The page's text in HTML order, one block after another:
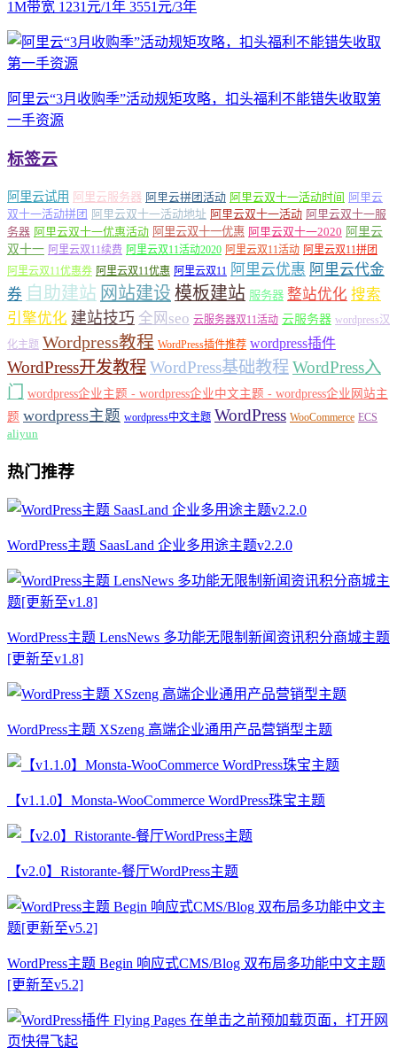
1M带宽 1231元/1年 3551元/3年
阿里云“3月收购季”活动规矩攻略，扣头福利不能错失收取第
一手资源
标签云
阿里云试用 阿里云服务器 阿里云拼团活动 阿里云双十一活动时间 阿里云
双十一活动拼团 阿里云双十一活动地址 阿里云双十一活动 阿里云双十一服
务器 阿里云双十一优惠活动 阿里云双十一优惠 阿里云双十一2020 阿里云
双十一 阿里云双11续费 阿里云双11活动2020 阿里云双11活动 阿里云双11拼团
阿里云双11优惠券 阿里云双11优惠 阿里云双11 阿里云优惠 阿里云代金
券 自助建站 网站建设 模板建站 服务器 整站优化 搜索
引擎优化 建站技巧 全网seo 云服务器双11活动 云服务器 wordpress汉
化主题 Wordpress教程 WordPress插件推荐 wordpress插件
WordPress开发教程WordPress基础教程 WordPress入
门
wordpress企业主题 - wordpress企业中文主题 - wordpress企业网站主
题 wordpress主题 wordpress中文主题 WordPress WooCommerce ECS
aliyun
热门推荐
WordPress主题 SaasLand 企业多用途主题v2.2.0
WordPress主题 LensNews 多功能无限制新闻资讯积分商城主题
[更新至v1.8]
WordPress主题 XSzeng 高端企业通用产品营销型主题
【v1.1.0】Monsta-WooCommerce WordPress珠宝主题
【v2.0】Ristorante-餐厅WordPress主题
WordPress主题 Begin 响应式CMS/Blog 双布局多功能中文主题
[更新至v5.2]